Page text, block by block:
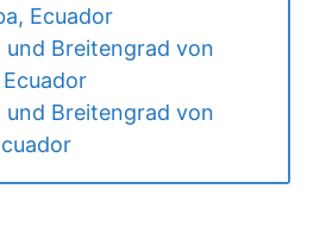
Ecuador
und Breitengrad von
und Breitengrad von